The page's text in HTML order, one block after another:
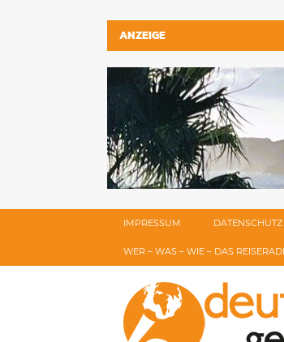
ANZEIGE
IMPRESSUM DATENSCHUTZ
WER – WAS – WIE – DAS